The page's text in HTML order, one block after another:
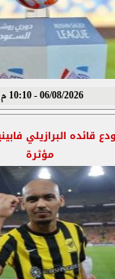
06/08/2026 - 10:10 م
قائده البرازيلي
مؤثرة